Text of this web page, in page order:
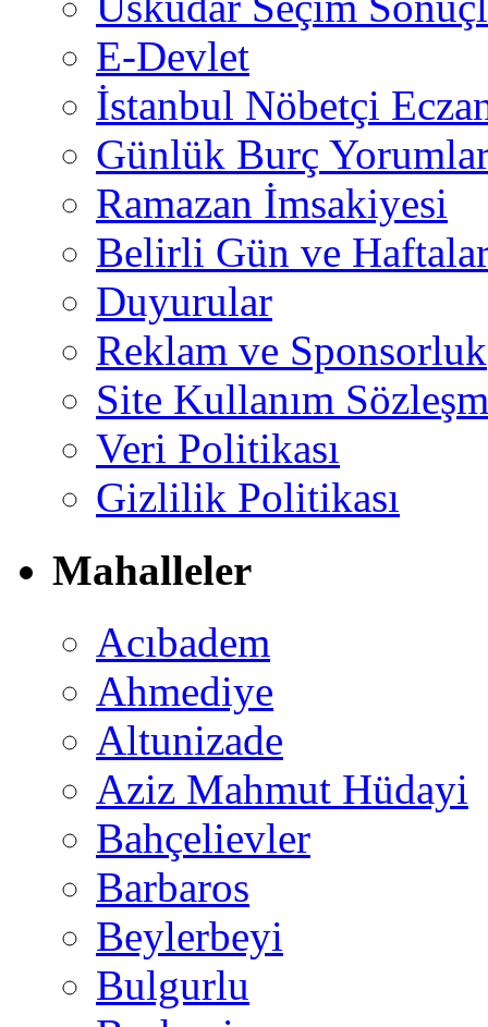
E-Devlet
İstanbul Nöbetçi
Günlük Burç
Ramazan İmsakiyesi
Belirli Gün ve
Duyurular
Reklam ve Sponsorluk
Site Kullanım
Veri Politikası
Gizlilik Politikası
Mahalleler
Acıbadem
Ahmediye
Altunizade
Aziz Mahmut Hüdayi
Bahçelievler
Barbaros
Beylerbeyi
Bulgurlu